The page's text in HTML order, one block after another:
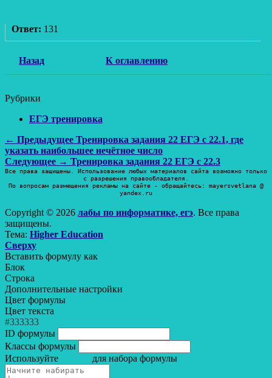
Ответ: 131
Назад К оглавлению
Рубрики
ЕГЭ тренировка
Навигация
по
записям
← Предыдущее Предыдущая
запись:
Тренировка задания 22 ЕГЭ с 22.1, где
указать наибольшее нечётное число
Следующее → Следующая
запись:
Тренировка задания 22 ЕГЭ с 22.3
Все права защищены. Использование любых материалов сайта возможно только
с разрешения правообладателя.
По вопросам размещения рекламы на сайте - обращайтесь: mayersvetlana @
yandex.ru
Copyright © 2026 лабы по информатике, егэ. Все права
защищены.
Тема: Higher Education
Прокрутить
вверх
Сверху
Вставить формулу как
Блок
Строка
Дополнительные настройки
Цвет формулы
Цвет текста
#333333
ID формулы
Классы формулы
Используйте
для набора формулы